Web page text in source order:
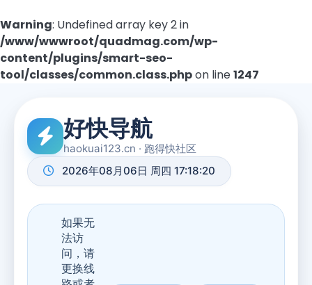
Warning: Undefined array key 2 in
/www/wwwroot/quadmag.com/wp-
content/plugins/smart-seo-
tool/classes/common.class.phpon line1247